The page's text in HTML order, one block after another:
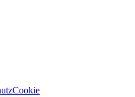
Cookie